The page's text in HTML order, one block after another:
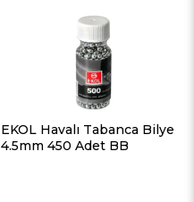
EKOL Havalı Tabanca Bilye
4.5mm 450 Adet BB